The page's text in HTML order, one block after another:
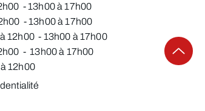
- 13h00 à 17h00​​​
- 13h00 à 17h00​
12h00 - 13h00 à 17h00​
- 13h00 à 17h00
12h00​​​​​